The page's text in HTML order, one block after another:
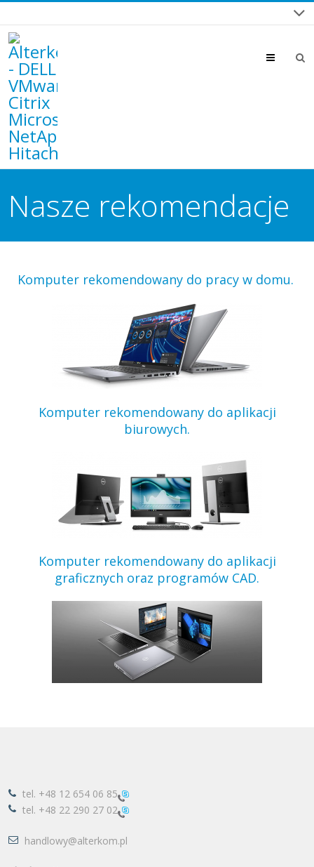
Menu
Nasze rekomendacje
Komputer rekomendowany do pracy w domu.
Komputer rekomendowany do aplikacji
biurowych.
Komputer rekomendowany do aplikacji
graficznych oraz programów CAD.
tel. +48 12 654 06 85
tel. +48 22 290 27 02
handlowy@alterkom.pl